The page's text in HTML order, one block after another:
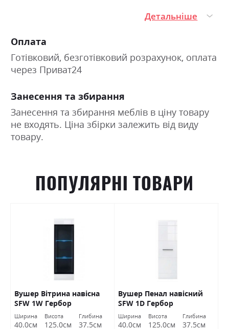
Детальніше
Оплата
Готівковий, безготівковий розрахунок, оплата
через Приват24
Занесення та збирання
Занесення та збирання меблів в ціну товару
не входять. Ціна збірки залежить від виду
товару.
ПОПУЛЯРНІ ТОВАРИ
Вушер Вітрина навісна
SFW 1W Гербор
Ширина
40.0см
Висота
125.0см
Глибина
37.5см
Вушер Пенал навісний
SFW 1D Гербор
Ширина
40.0см
Висота
125.0см
Глибина
37.5см